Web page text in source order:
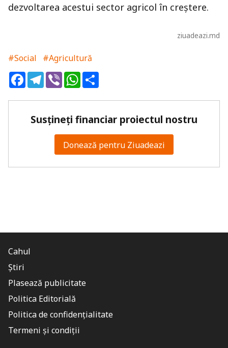
dezvoltarea acestui sector agricol în creștere.
ziuadeazi.md
#Social
#Agricultură
FacebookTelegram
ViberWhatsApp
Susțineți financiar proiectul nostru
Donează pentru Ziuadeazi
Cahul
Știri
Plasează publicitate
Politica Editorială
Politica de confidențialitate
Termeni și condiții